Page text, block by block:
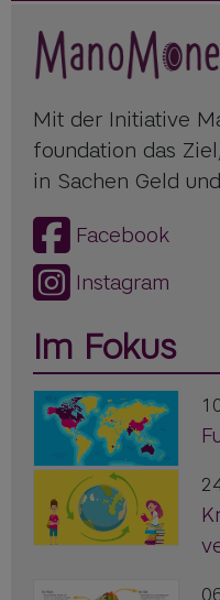
Mit der Initiative
foundation das
in Sachen Geld
Facebook
Instagram
Im Fokus